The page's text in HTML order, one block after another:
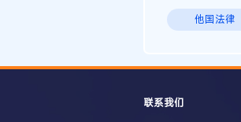
他国法律
联系我们